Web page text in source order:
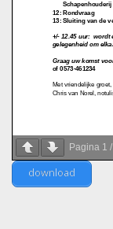
Pagina 1 /
download